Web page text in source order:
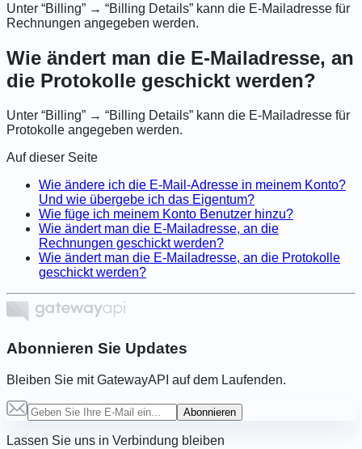
Unter “Billing” → “Billing Details” kann die E-Mailadresse für
Rechnungen angegeben werden.
Wie ändert man die E-Mailadresse, an
die Protokolle geschickt werden?
Unter “Billing” → “Billing Details” kann die E-Mailadresse für
Protokolle angegeben werden.
Auf dieser Seite
Wie ändere ich die E-Mail-Adresse in meinem Konto?
Und wie übergebe ich das Eigentum?
Wie füge ich meinem Konto Benutzer hinzu?
Wie ändert man die E-Mailadresse, an die
Rechnungen geschickt werden?
Wie ändert man die E-Mailadresse, an die Protokolle
geschickt werden?
Abonnieren Sie Updates
Bleiben Sie mit GatewayAPI auf dem Laufenden.
Abonnieren
Lassen Sie uns in Verbindung bleiben